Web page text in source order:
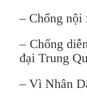
– Chống nội
– Chống
đại Trung
– Vì Nhân